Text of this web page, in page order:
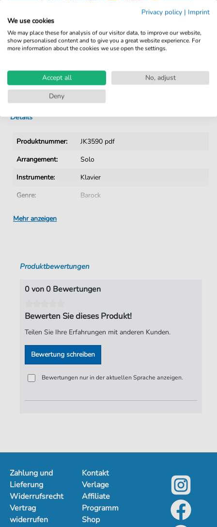
100% Legal & Lizenziert
Kein Abo. Fairer Einzelkauf.
Sofortiger Download nach Kauf
Details
Produktnummer:
JK3590 pdf
Arrangement:
Solo
Instrumente:
Klavier
Genre:
Barock
Ära:
Autoren:
Händel
Seiten:
4
Verlag:
Jürgen Knuth
Mehr anzeigen
Produktbewertungen
0 von 0 Bewertungen
Bewerten Sie dieses Produkt!
Teilen Sie Ihre Erfahrungen mit anderen Kunden.
Bewertung schreiben
Bewertungen nur in der aktuellen Sprache anzeigen.
Zahlung und
Lieferung
Widerrufsrecht
Vertrag
widerrufen
Kontakt
Verlage
Affiliate
Programm
Shop
Privacy policy | Imprint
We use cookies
We may place these for analysis of our visitor data, to improve our website,
show personalised content and to give you a great website experience. For
more information about the cookies we use open the settings.
Accept all
No, adjust
Deny